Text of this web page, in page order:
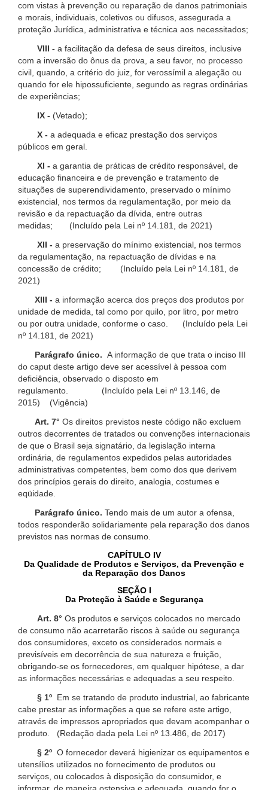
com vistas à prevenção ou reparação de danos patrimoniais
e morais, individuais, coletivos ou difusos, assegurada a
proteção Jurídica, administrativa e técnica aos necessitados;
VIII - a facilitação da defesa de seus direitos, inclusive
com a inversão do ônus da prova, a seu favor, no processo
civil, quando, a critério do juiz, for verossímil a alegação ou
quando for ele hipossuficiente, segundo as regras ordinárias
de experiências;
IX - (Vetado);
X - a adequada e eficaz prestação dos serviços
públicos em geral.
XI - a garantia de práticas de crédito responsável, de
educação financeira e de prevenção e tratamento de
situações de superendividamento, preservado o mínimo
existencial, nos termos da regulamentação, por meio da
revisão e da repactuação da dívida, entre outras
medidas; (Incluído pela Lei nº 14.181, de 2021)
XII - a preservação do mínimo existencial, nos termos
da regulamentação, na repactuação de dívidas e na
concessão de crédito; (Incluído pela Lei nº 14.181, de
2021)
XIII - a informação acerca dos preços dos produtos por
unidade de medida, tal como por quilo, por litro, por metro
ou por outra unidade, conforme o caso. (Incluído pela Lei
nº 14.181, de 2021)
Parágrafo único. A informação de que trata o inciso III
do caput deste artigo deve ser acessível à pessoa com
deficiência, observado o disposto em
regulamento. (Incluído pela Lei nº 13.146, de
2015) (Vigência)
Art. 7° Os direitos previstos neste código não excluem
outros decorrentes de tratados ou convenções internacionais
de que o Brasil seja signatário, da legislação interna
ordinária, de regulamentos expedidos pelas autoridades
administrativas competentes, bem como dos que derivem
dos princípios gerais do direito, analogia, costumes e
eqüidade.
Parágrafo único. Tendo mais de um autor a ofensa,
todos responderão solidariamente pela reparação dos danos
previstos nas normas de consumo.
CAPÍTULO IV
Da Qualidade de Produtos e Serviços, da Prevenção e
da Reparação dos Danos
SEÇÃO I
Da Proteção à Saúde e Segurança
Art. 8° Os produtos e serviços colocados no mercado
de consumo não acarretarão riscos à saúde ou segurança
dos consumidores, exceto os considerados normais e
previsíveis em decorrência de sua natureza e fruição,
obrigando-se os fornecedores, em qualquer hipótese, a dar
as informações necessárias e adequadas a seu respeito.
§ 1º Em se tratando de produto industrial, ao fabricante
cabe prestar as informações a que se refere este artigo,
através de impressos apropriados que devam acompanhar o
produto. (Redação dada pela Lei nº 13.486, de 2017)
§ 2º O fornecedor deverá higienizar os equipamentos e
utensílios utilizados no fornecimento de produtos ou
serviços, ou colocados à disposição do consumidor, e